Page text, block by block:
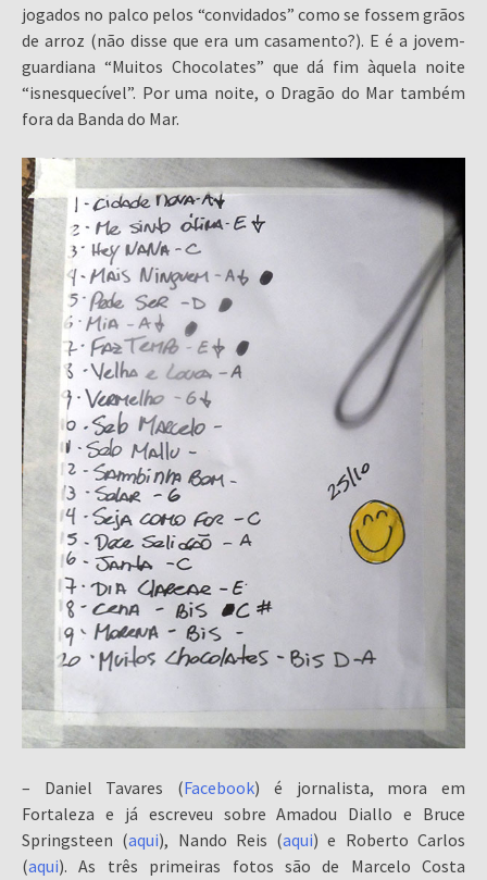
jogados no palco pelos “convidados” como se fossem grãos
de arroz (não disse que era um casamento?). E é a jovem-
guardiana “Muitos Chocolates” que dá fim àquela noite
“isnesquecível”. Por uma noite, o Dragão do Mar também
fora da Banda do Mar.
– Daniel Tavares (Facebook) é jornalista, mora em
Fortaleza e já escreveu sobre Amadou Diallo e Bruce
Springsteen (aqui), Nando Reis (aqui) e Roberto Carlos
(aqui). As três primeiras fotos são de Marcelo Costa